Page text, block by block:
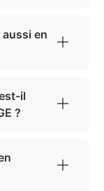
aussi en
il
?